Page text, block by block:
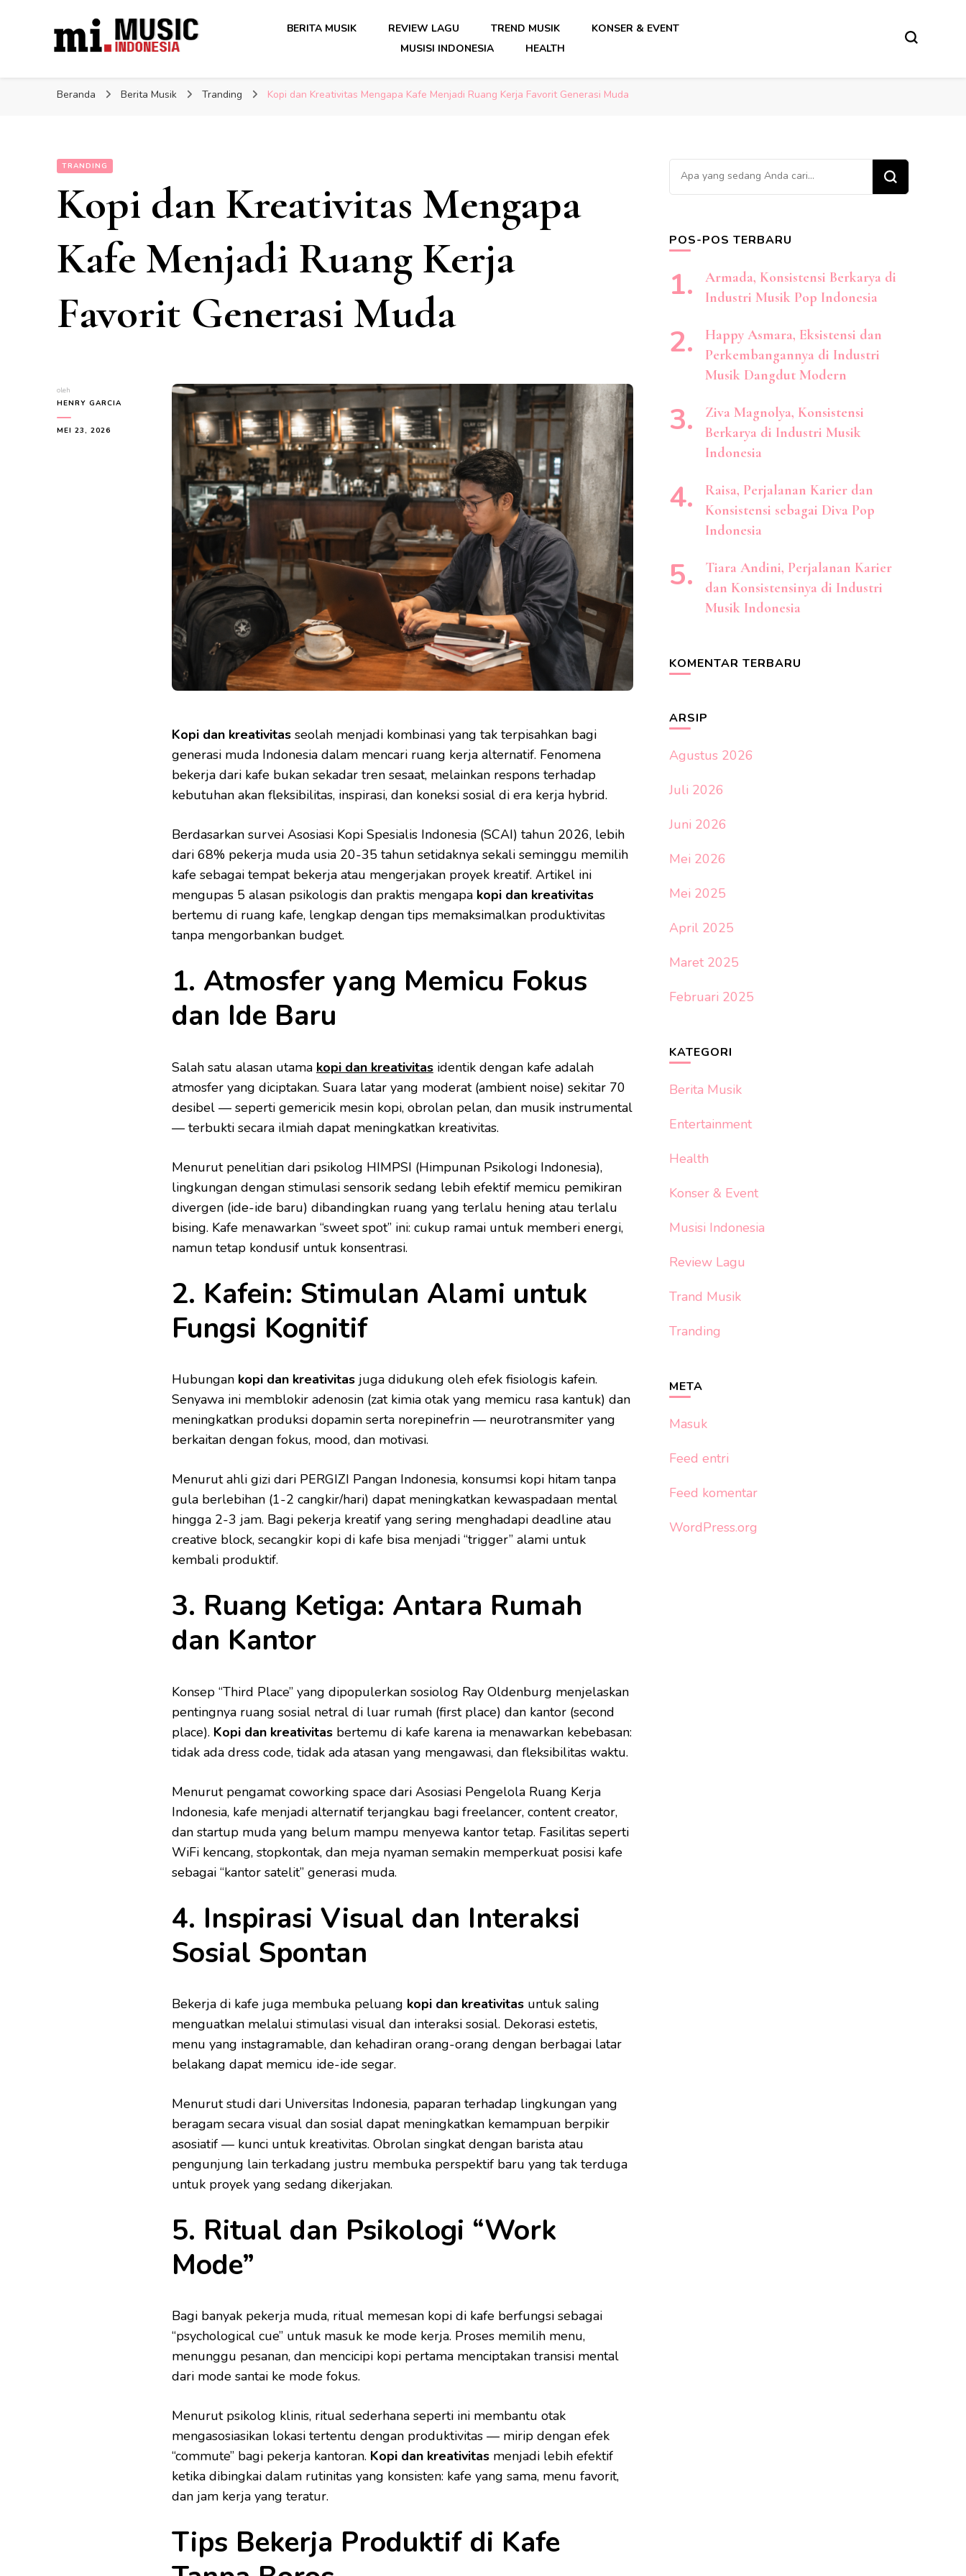
Berita Musisi Terkini: Update Musik Indonesia Lengkap
Berita Musisi Terkini: Update Musik Indonesia Lengkap
BERITA MUSIK REVIEW LAGU TREND MUSIK
KONSER & EVENT
MUSISI INDONESIA
HEALTH
Beranda Berita Musik Tranding Kopi dan Kreativitas Mengapa Kafe Menjadi Ruang Kerja Favorit Generasi Muda
TRANDING
Kopi dan Kreativitas Mengapa
Kafe Menjadi Ruang Kerja
Favorit Generasi Muda
oleh
HENRY GARCIA
MEI 23, 2026
Kopi dan kreativitas seolah menjadi kombinasi yang tak terpisahkan bagi
generasi muda Indonesia dalam mencari ruang kerja alternatif. Fenomena
bekerja dari kafe bukan sekadar tren sesaat, melainkan respons terhadap
kebutuhan akan fleksibilitas, inspirasi, dan koneksi sosial di era kerja hybrid.
Berdasarkan survei Asosiasi Kopi Spesialis Indonesia (SCAI) tahun 2026, lebih
dari 68% pekerja muda usia 20-35 tahun setidaknya sekali seminggu memilih
kafe sebagai tempat bekerja atau mengerjakan proyek kreatif. Artikel ini
mengupas 5 alasan psikologis dan praktis mengapa kopi dan kreativitas
bertemu di ruang kafe, lengkap dengan tips memaksimalkan produktivitas
tanpa mengorbankan budget.
1. Atmosfer yang Memicu Fokus
dan Ide Baru
Salah satu alasan utama kopi dan kreativitas identik dengan kafe adalah
atmosfer yang diciptakan. Suara latar yang moderat (ambient noise) sekitar 70
desibel — seperti gemericik mesin kopi, obrolan pelan, dan musik instrumental
— terbukti secara ilmiah dapat meningkatkan kreativitas.
Menurut penelitian dari psikolog HIMPSI (Himpunan Psikologi Indonesia),
lingkungan dengan stimulasi sensorik sedang lebih efektif memicu pemikiran
divergen (ide-ide baru) dibandingkan ruang yang terlalu hening atau terlalu
bising. Kafe menawarkan “sweet spot” ini: cukup ramai untuk memberi energi,
namun tetap kondusif untuk konsentrasi.
2. Kafein: Stimulan Alami untuk
Fungsi Kognitif
Hubungan kopi dan kreativitas juga didukung oleh efek fisiologis kafein.
Senyawa ini memblokir adenosin (zat kimia otak yang memicu rasa kantuk) dan
meningkatkan produksi dopamin serta norepinefrin — neurotransmiter yang
berkaitan dengan fokus, mood, dan motivasi.
Menurut ahli gizi dari PERGIZI Pangan Indonesia, konsumsi kopi hitam tanpa
gula berlebihan (1-2 cangkir/hari) dapat meningkatkan kewaspadaan mental
hingga 2-3 jam. Bagi pekerja kreatif yang sering menghadapi deadline atau
creative block, secangkir kopi di kafe bisa menjadi “trigger” alami untuk
kembali produktif.
3. Ruang Ketiga: Antara Rumah
dan Kantor
Konsep “Third Place” yang dipopulerkan sosiolog Ray Oldenburg menjelaskan
pentingnya ruang sosial netral di luar rumah (first place) dan kantor (second
place). Kopi dan kreativitas bertemu di kafe karena ia menawarkan kebebasan:
tidak ada dress code, tidak ada atasan yang mengawasi, dan fleksibilitas waktu.
Menurut pengamat coworking space dari Asosiasi Pengelola Ruang Kerja
Indonesia, kafe menjadi alternatif terjangkau bagi freelancer, content creator,
dan startup muda yang belum mampu menyewa kantor tetap. Fasilitas seperti
WiFi kencang, stopkontak, dan meja nyaman semakin memperkuat posisi kafe
sebagai “kantor satelit” generasi muda.
4. Inspirasi Visual dan Interaksi
Sosial Spontan
Bekerja di kafe juga membuka peluang kopi dan kreativitas untuk saling
menguatkan melalui stimulasi visual dan interaksi sosial. Dekorasi estetis,
menu yang instagramable, dan kehadiran orang-orang dengan berbagai latar
belakang dapat memicu ide-ide segar.
Menurut studi dari Universitas Indonesia, paparan terhadap lingkungan yang
beragam secara visual dan sosial dapat meningkatkan kemampuan berpikir
asosiatif — kunci untuk kreativitas. Obrolan singkat dengan barista atau
pengunjung lain terkadang justru membuka perspektif baru yang tak terduga
untuk proyek yang sedang dikerjakan.
5. Ritual dan Psikologi “Work
Mode”
Bagi banyak pekerja muda, ritual memesan kopi di kafe berfungsi sebagai
“psychological cue” untuk masuk ke mode kerja. Proses memilih menu,
menunggu pesanan, dan mencicipi kopi pertama menciptakan transisi mental
dari mode santai ke mode fokus.
Menurut psikolog klinis, ritual sederhana seperti ini membantu otak
mengasosiasikan lokasi tertentu dengan produktivitas — mirip dengan efek
“commute” bagi pekerja kantoran. Kopi dan kreativitas menjadi lebih efektif
ketika dibingkai dalam rutinitas yang konsisten: kafe yang sama, menu favorit,
dan jam kerja yang teratur.
Tips Bekerja Produktif di Kafe
Mencari
Sesuatu?
POS-POS TERBARU
Armada, Konsistensi Berkarya di
Industri Musik Pop Indonesia
Happy Asmara, Eksistensi dan
Perkembangannya di Industri
Musik Dangdut Modern
Ziva Magnolya, Konsistensi
Berkarya di Industri Musik
Indonesia
Raisa, Perjalanan Karier dan
Konsistensi sebagai Diva Pop
Indonesia
Tiara Andini, Perjalanan Karier
dan Konsistensinya di Industri
Musik Indonesia
KOMENTAR TERBARU
ARSIP
Agustus 2026
Juli 2026
Juni 2026
Mei 2026
Mei 2025
April 2025
Maret 2025
Februari 2025
KATEGORI
Berita Musik
Entertainment
Health
Konser & Event
Musisi Indonesia
Review Lagu
Trand Musik
Tranding
META
Masuk
Feed entri
Feed komentar
WordPress.org